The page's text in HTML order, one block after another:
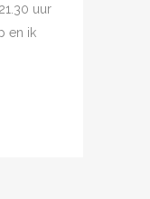
uur
en ik